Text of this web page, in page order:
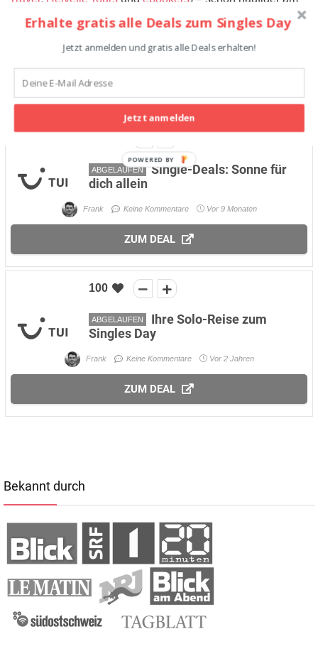
Black Friday beteiligt hat. Beispielsweise konnte man
500 Franken auf ausgewählte Reiseangebote ergattern.
Eine Vergünstigung am Cyber Monday 2026 halten wir
ABGELAUFEN
Single-Deals: Sonne für
dich allein
Frank Keine Kommentare Vor 9 Monaten
ZUM DEAL
100
ABGELAUFEN
Ihre Solo-Reise zum
Singles Day
Frank Keine Kommentare Vor 2 Jahren
ZUM DEAL
Bekannt durch
Erhalte gratis alle Deals zum Singles Day
Jetzt anmelden und gratis alle Deals erhalten!
Jetzt anmelden
POWERED BY